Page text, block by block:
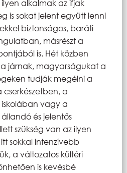
alkalmak az ifjak
is sokat jelent együtt lenni
biztonságos, baráti
másrészt a
is. Hét közben
járnak, magyarságukat a
tudják megélni a
a
vagy a
és jelentős
szükség van az ilyen
sokkal intenzívebb
a változatos kültéri
is kevésbé